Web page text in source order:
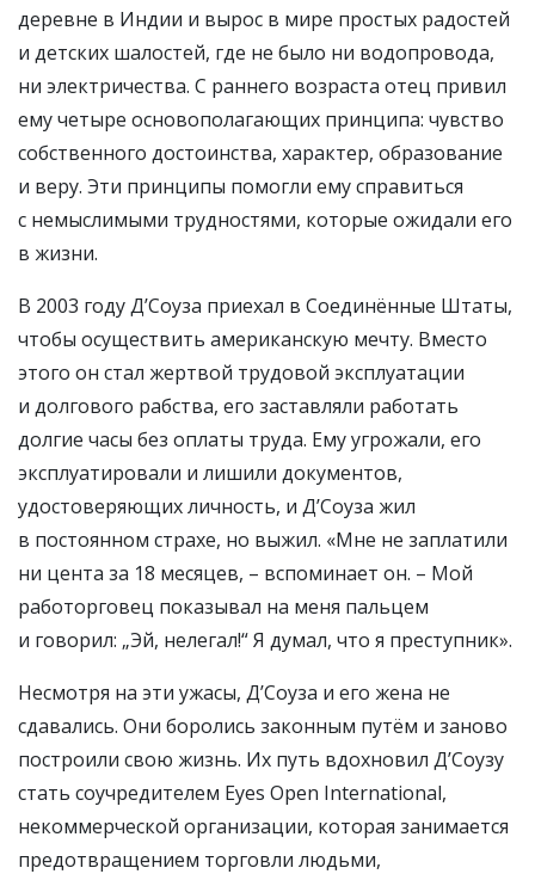
деревне в Индии и вырос в мире простых радостей
и детских шалостей, где не было ни водопровода,
ни электричества. С раннего возраста отец привил
ему четыре основополагающих принципа: чувство
собственного достоинства, характер, образование
и веру. Эти принципы помогли ему справиться
с немыслимыми трудностями, которые ожидали его
в жизни.
В 2003 году Д’Соуза приехал в Соединённые Штаты,
чтобы осуществить американскую мечту. Вместо
этого он стал жертвой трудовой эксплуатации
и долгового рабства, его заставляли работать
долгие часы без оплаты труда. Ему угрожали, его
эксплуатировали и лишили документов,
удостоверяющих личность, и Д’Соуза жил
в постоянном страхе, но выжил. «Мне не заплатили
ни цента за 18 месяцев, – вспоминает он. – Мой
работорговец показывал на меня пальцем
и говорил: „Эй, нелегал!“ Я думал, что я преступник».
Несмотря на эти ужасы, Д’Соуза и его жена не
сдавались. Они боролись законным путём и заново
построили свою жизнь. Их путь вдохновил Д’Соузу
стать соучредителем Eyes Open International,
некоммерческой организации, которая занимается
предотвращением торговли людьми,